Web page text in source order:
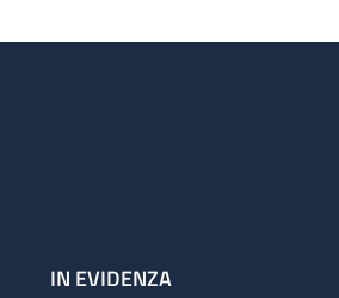
IN EVIDENZA